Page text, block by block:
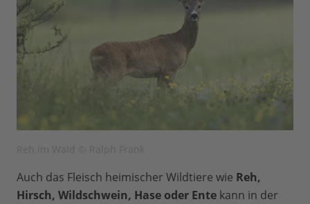
Auch das Fleisch heimischer Wildtiere wie Reh,
Hirsch, Wildschwein, Hase oder Ente kann in der